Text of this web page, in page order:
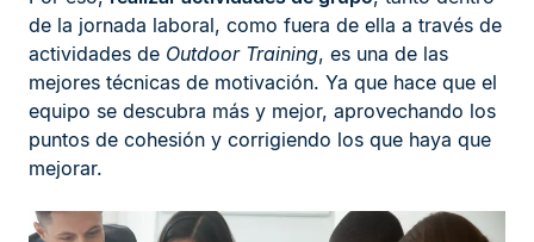
de la jornada laboral, como fuera de ella a través de
actividades de Outdoor Training, es una de las
mejores técnicas de motivación. Ya que hace que el
equipo se descubra más y mejor, aprovechando los
puntos de cohesión y corrigiendo los que haya que
mejorar.